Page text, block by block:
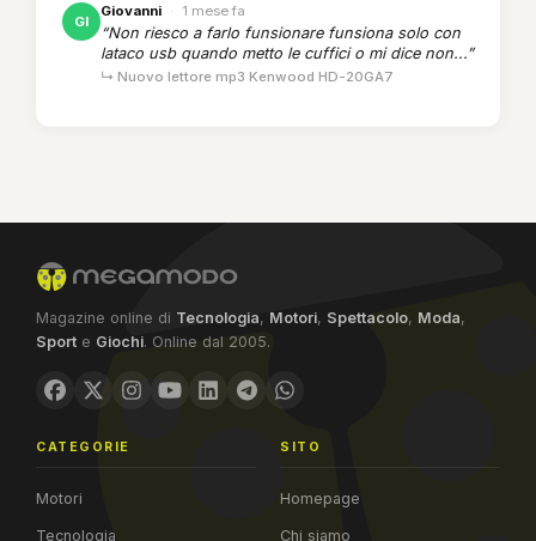
GI
Giovanni · 1 mese fa
“Non riesco a farlo funsionare funsiona solo con
lataco usb quando metto le cuffici o mi dice non...”
↳ Nuovo lettore mp3 Kenwood HD-20GA7
Magazine online di Tecnologia, Motori, Spettacolo, Moda,
Sport e Giochi. Online dal 2005.
CATEGORIE
Motori
Tecnologia
SITO
Homepage
Chi siamo